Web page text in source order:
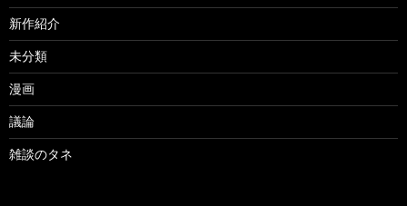
新作紹介
未分類
漫画
議論
雑談のタネ